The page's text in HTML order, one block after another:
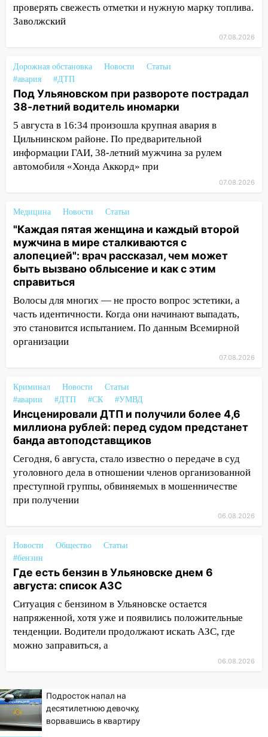
07:20 Жара возвращается: ожидается
знойный и сухой четверг
иномарки
05:00 «Каждая пятая женщина и каждый
второй мужчина в мире сталкиваются с
алопецией»: врач рассказал, чем может
быть вызвано облысение и как с этим
справиться
03:30 Гороскоп на 7 августа: пятница
принесет прилив творческой энергии и
ошибки
06.08.2026
23:20 Прогноз погоды на 7 августа в
Ульяновской области
20:04 Ульяновцев приглашают на забег,
посвящённый Дню воздушного флота
России
19:12 В Ульяновской области
руководителя частной компании
наказали за сокрытие прошлого своего
18:02
В Ульяновск едут звезды
баскетбола!
17:08 Ульяновский областной суд
оставил в силе приговор руководству
3,2 млн рублей
16:09 Ветераны легкой атлетики из
Ульяновска успешно выступили на
более 28% площадей зерновых и
зернобобовых культур
15:51 Бросила кирпич в жену брата: в
Ульяновской области завели дело на
агрессивную женщину
15:47 На улице Радищева сбили
курьера: крупная авария в Ульяновске
Проводил до квартиры и ограбил:
рецидивистом
14:26
В Ульяновске ограничат движение
по улице Ефремова
проверять свежесть отметки и нужную марку топлива.
Заволжский
07.08.2026
Дорожная обстановка Новости
Статьи
#авария
#ДТП
Под Ульяновском при развороте пострадал
38-летний водитель иномарки
5 августа в 16:34 произошла крупная авария в
Цильнинском районе. По предварительной
информации ГАИ, 38-летний мужчина за рулем
автомобиля «Хонда Аккорд» при
07.08.2026
Медицина Новости Статьи
"Каждая пятая женщина и каждый второй
мужчина в мире сталкиваются с
алопецией": врач рассказал, чем может
быть вызвано облысение и как с этим
справиться
Волосы для многих — не просто вопрос эстетики, а
часть идентичности. Когда они начинают выпадать,
это становится испытанием. По данным Всемирной
организации
07.08.2026
Криминал Новости
Статьи
#аварии
#ДТП #СК #УМВД
Инсценировали ДТП и получили более 4,6
миллиона рублей: перед судом предстанет
банда автоподставщиков
Сегодня, 6 августа, стало известно о передаче в суд
уголовного дела в отношении членов организованной
преступной группы, обвиняемых в мошенничестве
при получении
06.08.2026
Новости Общество
Статьи
#бензин
Где есть бензин в Ульяновске днем 6
августа: список АЗС
Ситуация с бензином в Ульяновске остается
напряженной, хотя уже и появились положительные
тенденции. Водители продолжают искать АЗС, где
можно заправиться, а
06.08.2026
Подросток напал на
десятилетнюю девочку,
ворвавшись в квартиру